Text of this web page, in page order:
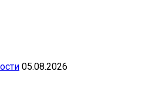
05.08.2026